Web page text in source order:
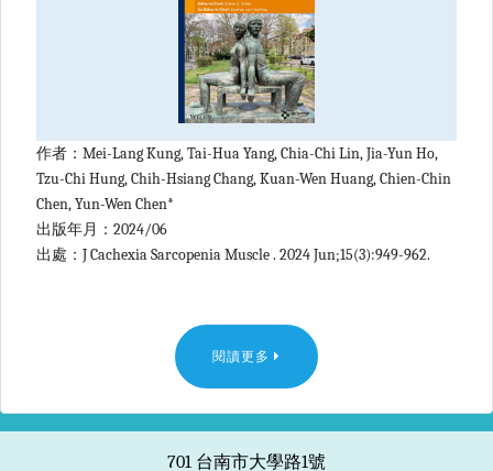
作者：Mei-Lang Kung, Tai-Hua Yang, Chia-Chi Lin, Jia-Yun Ho,
Tzu-Chi Hung, Chih-Hsiang Chang, Kuan-Wen Huang, Chien-Chin
Chen, Yun-Wen Chen*
出版年月：2024/06
出處：J Cachexia Sarcopenia Muscle . 2024 Jun;15(3):949-962.
閱讀更多
701 台南市大學路1號